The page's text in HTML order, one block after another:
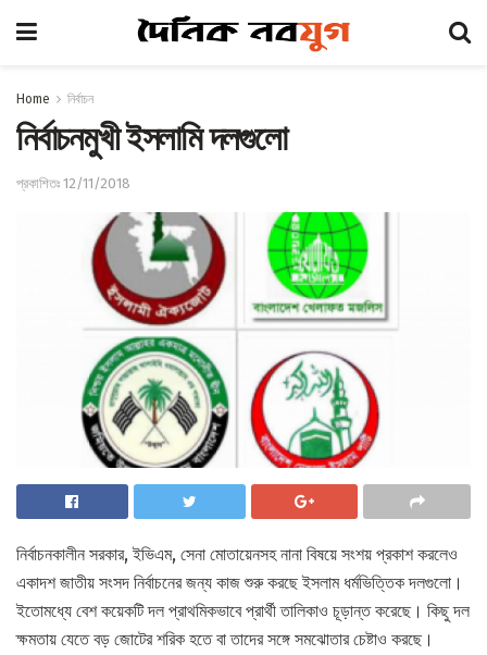
Home নির্বাচন
নির্বাচনমুখী ইসলামি দলগুলো
প্রকাশিতঃ 12/11/2018
নির্বাচনকালীন সরকার, ইভিএম, সেনা মোতায়েনসহ নানা বিষয়ে সংশয় প্রকাশ করলেও
একাদশ জাতীয় সংসদ নির্বাচনের জন্য কাজ শুরু করছে ইসলাম ধর্মভিত্তিক দলগুলো।
ইতোমধ্যে বেশ কয়েকটি দল প্রাথমিকভাবে প্রার্থী তালিকাও চূড়ান্ত করেছে। কিছু দল
ক্ষমতায় যেতে বড় জোটের শরিক হতে বা তাদের সঙ্গে সমঝোতার চেষ্টাও করছে।